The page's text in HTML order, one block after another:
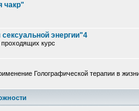
чакр"
сексуальной энергии"4
курс
Голографической терапии в